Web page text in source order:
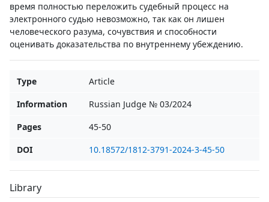
время полностью переложить судебный процесс на
электронного судью невозможно, так как он лишен
человеческого разума, сочувствия и способности
оценивать доказательства по внутреннему убеждению.
Type
Article
Information
Russian Judge № 03/2024
Pages
45-50
DOI
10.18572/1812-3791-2024-3-45-50
Library